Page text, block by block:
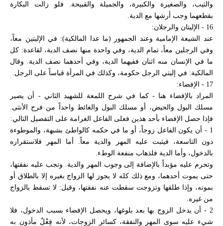
والثيب، والصغيرة والكبيرة، والجميلة والقبيحة. فلو زالت البكارة
بقطعهما وجب أرشها مع الدية.
16 - الإليتان والرجلان:
عند الشيعة الإمامية وعند الجمهور (ما عدا المالكية): في الإليتين معاً،
وفي الرجلين معاً، تمام الدية، وفي واحدة منها نصف الدية، لقاعدة: كل
ما في الإنسان منه اثنان ففيهما الدية، وفي أحدهما نصف الدية. وقال
المالكية: في إليتي الرجل حكومة، وكذلك في المرأة قياساً على الرجل.
17 - الإفضاء:
المراد بالإفضاء هنا - كما في شرح اللمعة للشهيد الثاني - أن يصير
مسلك البول والحيض، أو مسلك البول والغائط واحداً من فرج الأنثى.
فإذا حصل الإفضاء بأحد هذين فعلى الفاعل الغرامة على التفصيل التالي:
1 - أن يكون الفاعل زوجاً، أو ما في حكمه كالواطئ بشبهة، والموطوءة
دون التاسعة، فيثبت عليه المهر والدية معاً. أما المهر فلاستقراره
بالدخول، وأما الدية فلذهاب منفعة الوطء.
وتحرم عليه مؤبداً بالإضافة إلى وجوب المهر والدية. وتجب عليه نفقتها،
حتى يموت أحدهما، ومع ذلك كله لا يجوز لها الزواج بغيره إلا بالطلاق أو
بموته، وإذا طلقها وتزوجت سقطت عنه نفقتها، وقيل: لا تسقط بالزواج
من غيره.
2 - أن يدخل الزوج بها بعد بلوغها، ويحصل الإفضاء بسبب الدخول، فلا
شيء عليه سوى المهر والنفقة، كسائر الزوجات، لأنه فِعْلٌ مأذون به